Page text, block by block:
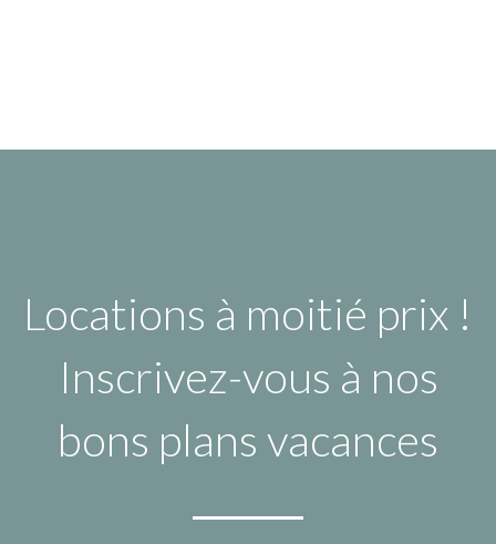
Locations à moitié prix !
Inscrivez-vous à nos
bons plans vacances